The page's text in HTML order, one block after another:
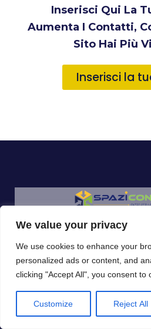
We value your privacy
We use cookies to enhance your
personalized ads or content, and
clicking "Accept All", you consent to
Customize Reject All
Inserisci Qui La
Aumenta I Contatti,
Sito Hai Più
Inserisci la
Propone Un Elenco
Settore, Per La Cura
Quali Si
Decontaminazione,
BtoB E Al